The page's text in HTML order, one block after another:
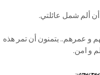
ألم شمل عائلتي.
و عمرهم.. يتمنون أن تمر هذه
و امن.